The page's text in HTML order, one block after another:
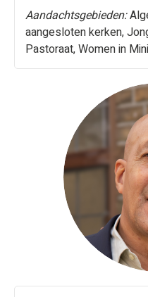
Aandachtsgebieden:
aangesloten kerken,
Pastoraat, Women in